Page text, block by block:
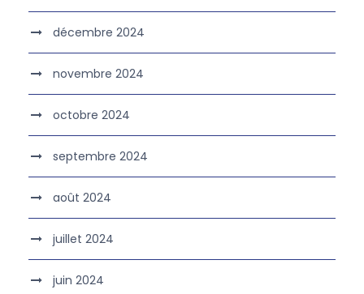
décembre 2024
novembre 2024
octobre 2024
septembre 2024
août 2024
juillet 2024
juin 2024